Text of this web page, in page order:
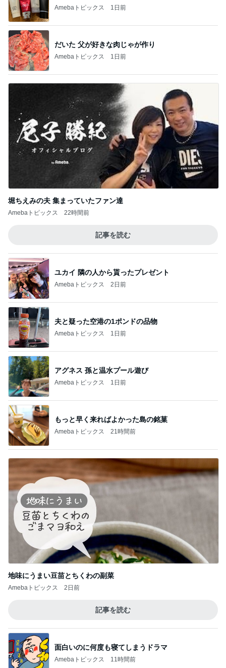
Amebaトピックス 1日前
だいた 父が好きな肉じゃが作り
Amebaトピックス 1日前
堀ちえみの夫 集まっていたファン達
Amebaトピックス 22時間前
記事を読む
ユカイ 隣の人から貰ったプレゼント
Amebaトピックス 2日前
夫と疑った空港の1ポンドの品物
Amebaトピックス 1日前
アグネス 孫と温水プール遊び
Amebaトピックス 1日前
もっと早く来ればよかった島の銘菓
Amebaトピックス 21時間前
地味にうまい豆苗とちくわの副菜
Amebaトピックス 2日前
記事を読む
面白いのに何度も寝てしまうドラマ
Amebaトピックス 11時間前